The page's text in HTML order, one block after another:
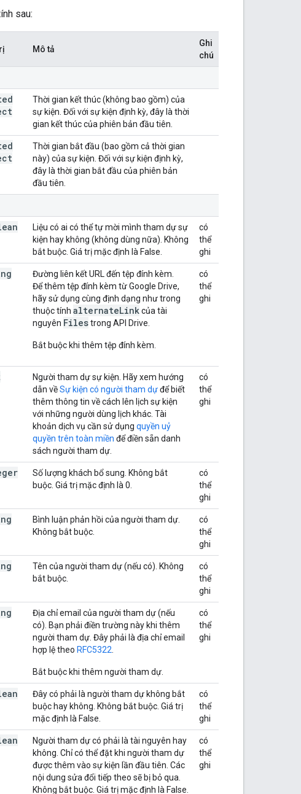
sau:
Mô tả
Ghi
chú
Thời gian kết thúc (không bao gồm) của
sự kiện. Đối với sự kiện định kỳ, đây là thời
gian kết thúc của phiên bản đầu tiên.
Thời gian bắt đầu (bao gồm cả thời gian
này) của sự kiện. Đối với sự kiện định kỳ,
đây là thời gian bắt đầu của phiên bản
đầu tiên.
Liệu có ai có thể tự mời mình tham dự sự
kiện hay không (không dùng nữa). Không
bắt buộc. Giá trị mặc định là False.
có
thể
ghi
Đường liên kết URL đến tệp đính kèm.
Để thêm tệp đính kèm từ Google Drive,
hãy sử dụng cùng định dạng như trong
thuộc tính alternateLinkcủa tài
nguyên Filestrong API Drive.
Bắt buộc khi thêm tệp đính kèm.
có
thể
ghi
Người tham dự sự kiện. Hãy xem hướng
dẫn vềSự kiện có người tham dựđể biết
thêm thông tin về cách lên lịch sự kiện
với những người dùng lịch khác. Tài
khoản dịch vụ cần sử dụng quyền uỷ
quyền trên toàn miền để điền sẵn danh
sách người tham dự.
có
thể
ghi
Số lượng khách bổ sung. Không bắt
buộc. Giá trị mặc định là 0.
có
thể
ghi
Bình luận phản hồi của người tham dự.
Không bắt buộc.
có
thể
ghi
Tên của người tham dự (nếu có). Không
bắt buộc.
có
thể
ghi
Địa chỉ email của người tham dự (nếu
có). Bạn phải điền trường này khi thêm
người tham dự. Đây phải là địa chỉ email
hợp lệ theo RFC5322
Bắt buộc khi thêm người tham dự.
có
thể
ghi
Đây có phải là người tham dự không bắt
buộc hay không. Không bắt buộc. Giá trị
mặc định là False.
có
thể
ghi
Người tham dự có phải là tài nguyên hay
không. Chỉ có thể đặt khi người tham dự
được thêm vào sự kiện lần đầu tiên. Các
nội dung sửa đổi tiếp theo sẽ bị bỏ qua.
Không bắt buộc. Giá trị mặc định là False.
có
thể
ghi